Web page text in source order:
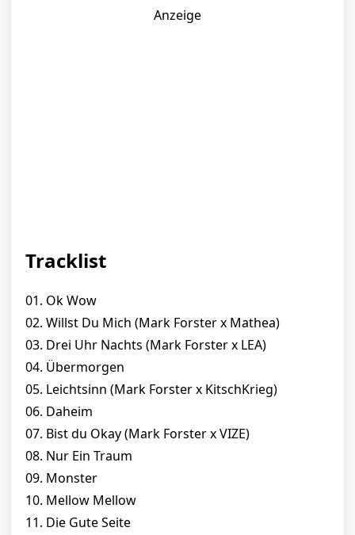
Anzeige
Tracklist
01. Ok Wow
02. Willst Du Mich (Mark Forster x Mathea)
03. Drei Uhr Nachts (Mark Forster x LEA)
04. Übermorgen
05. Leichtsinn (Mark Forster x KitschKrieg)
06. Daheim
07. Bist du Okay (Mark Forster x VIZE)
08. Nur Ein Traum
09. Monster
10. Mellow Mellow
11. Die Gute Seite